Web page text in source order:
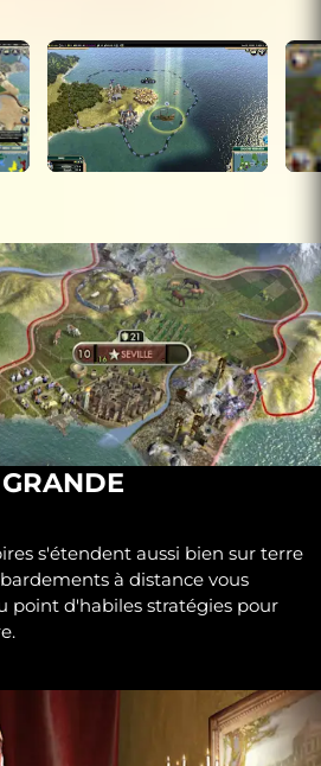
s'étendent aussi bien sur terre
à distance vous
point d'habiles stratégies pour